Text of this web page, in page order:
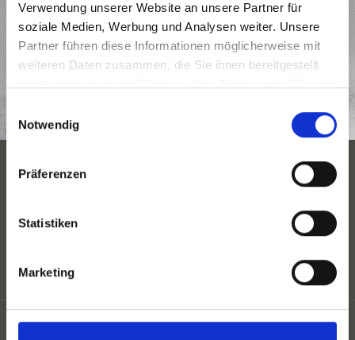
Verwendung unserer Website an unsere Partner für
soziale Medien, Werbung und Analysen weiter. Unsere
Partner führen diese Informationen möglicherweise mit
weiteren Daten zusammen, die Sie ihnen bereitgestellt
Notwendig
Präferenzen
Statistiken
Marketing
ANGEBOTE
UNTERKÜNFTE
JAHRESZEITEN